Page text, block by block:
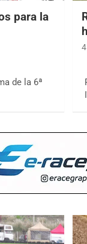
para la
de la 6ª